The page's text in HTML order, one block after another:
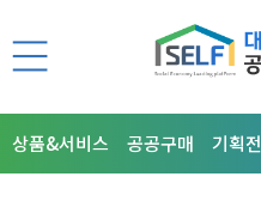
상품&서비스 공공구매 기획전